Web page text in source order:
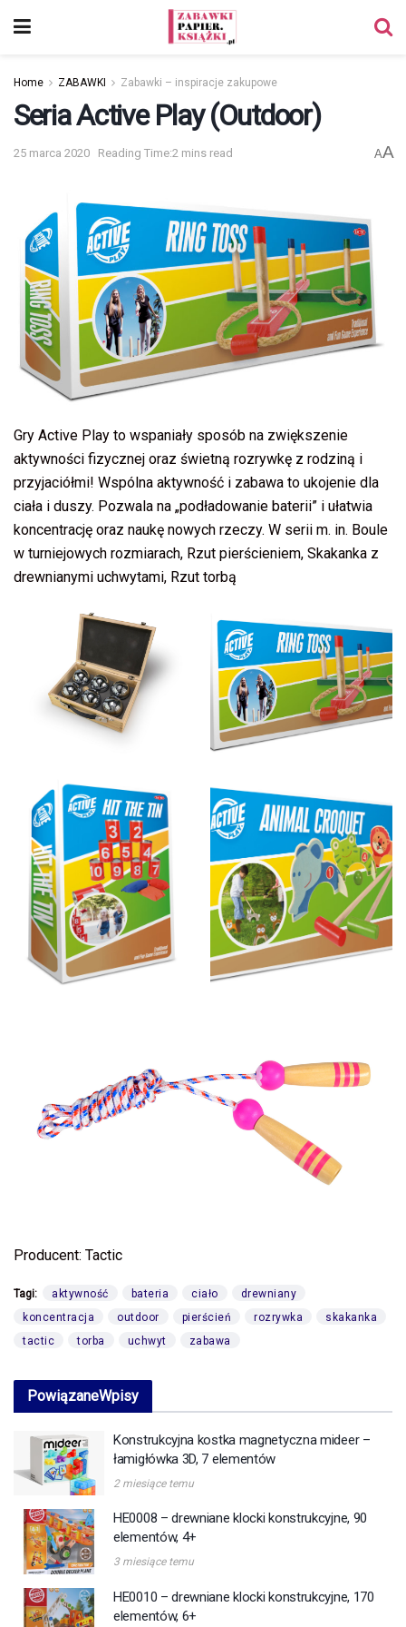
Home ZABAWKI Zabawki – inspiracje zakupowe
Seria Active Play (Outdoor)
25 marca 2020 Reading Time:2 mins read AA
Gry Active Play to wspaniały sposób na zwiększenie
aktywności fizycznej oraz świetną rozrywkę z rodziną i
przyjaciółmi! Wspólna aktywność i zabawa to ukojenie dla
ciała i duszy. Pozwala na „podładowanie baterii” i ułatwia
koncentrację oraz naukę nowych rzeczy. W serii m. in. Boule
w turniejowych rozmiarach, Rzut pierścieniem, Skakanka z
drewnianymi uchwytami, Rzut torbą
Producent: Tactic
Tagi: aktywność bateria ciało
drewniany
koncentracja
outdoor pierścień rozrywka
skakanka
tactic
torba uchwyt zabawa
PowiązaneWpisy
Konstrukcyjna kostka magnetyczna mideer –
łamigłówka 3D, 7 elementów
2 miesiące temu
HE0008 – drewniane klocki konstrukcyjne, 90
elementów, 4+
3 miesiące temu
HE0010 – drewniane klocki konstrukcyjne, 170
elementów, 6+